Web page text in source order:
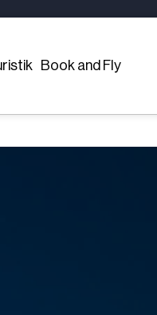
Book and Fly